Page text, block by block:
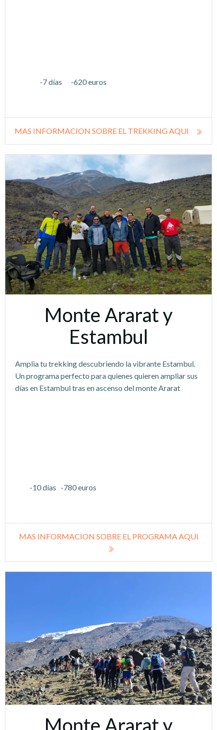
-7 días -620 euros
MAS INFORMACION SOBRE EL TREKKING AQUI
Monte Ararat y
Estambul
Amplia tu trekking descubriendo la vibrante Estambul.
Un programa perfecto para quienes quieren ampliar sus
días en Estambul tras en ascenso del monte Ararat
-10 días -780 euros
MAS INFORMACION SOBRE EL PROGRAMA AQUI
Monte Ararat y